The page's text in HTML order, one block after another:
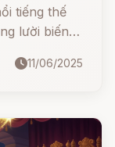
tiếng thế
lười biếng
11/06/2025